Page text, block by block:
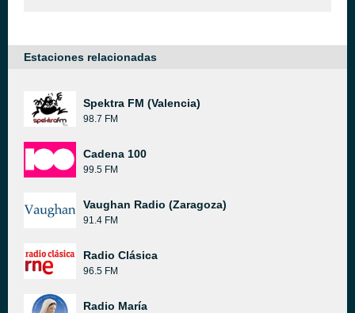
Estaciones relacionadas
Spektra FM (Valencia)
98.7 FM
Cadena 100
99.5 FM
Vaughan Radio (Zaragoza)
91.4 FM
Radio Clásica
96.5 FM
Radio María